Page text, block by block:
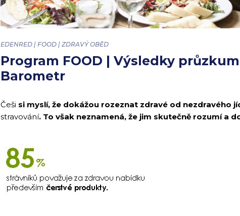
EDENRED | FOOD | ZDRAVÝ OBĚD
Program FOOD | Výsledky
Barometr
Češi si myslí, že dokážou rozeznat zdravé od nezdravého
stravování. To však neznamená, že jim skutečně rozumí a